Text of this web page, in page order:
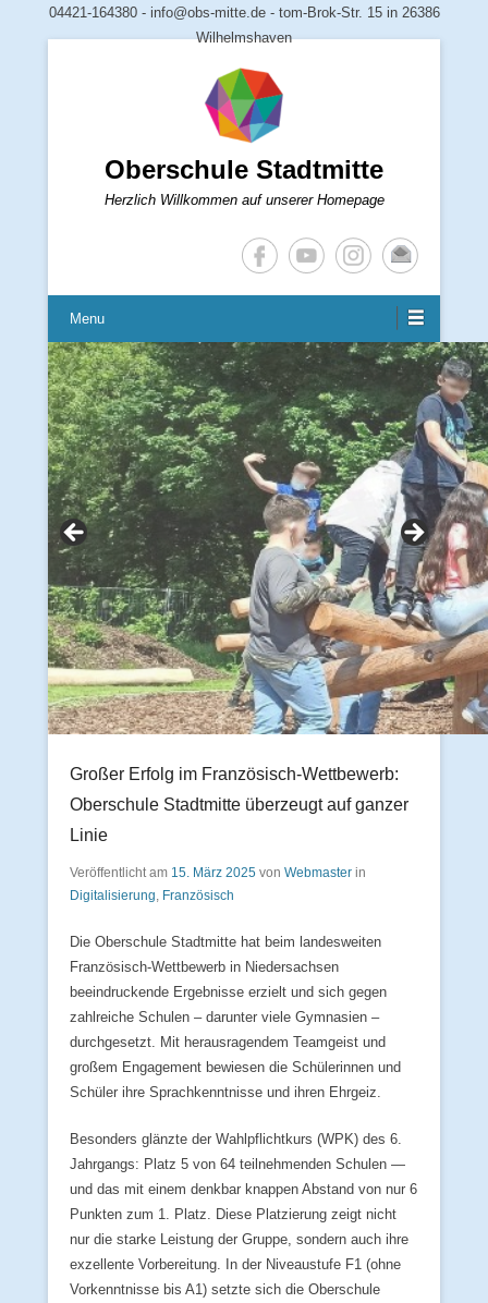
04421-164380 - info@obs-mitte.de - tom-Brok-Str. 15 in 26386
Wilhelmshaven
Oberschule Stadtmitte
Herzlich Willkommen auf unserer Homepage
Menu
Großer Erfolg im Französisch-Wettbewerb:
Oberschule Stadtmitte überzeugt auf ganzer
Linie
Veröffentlicht am 15. März 2025 von Webmaster in
Digitalisierung, Französisch
Die Oberschule Stadtmitte hat beim landesweiten
Französisch-Wettbewerb in Niedersachsen
beeindruckende Ergebnisse erzielt und sich gegen
zahlreiche Schulen – darunter viele Gymnasien –
durchgesetzt. Mit herausragendem Teamgeist und
großem Engagement bewiesen die Schülerinnen und
Schüler ihre Sprachkenntnisse und ihren Ehrgeiz.
Besonders glänzte der Wahlpflichtkurs (WPK) des 6.
Jahrgangs: Platz 5 von 64 teilnehmenden Schulen —
und das mit einem denkbar knappen Abstand von nur 6
Punkten zum 1. Platz. Diese Platzierung zeigt nicht
nur die starke Leistung der Gruppe, sondern auch ihre
exzellente Vorbereitung. In der Niveaustufe F1 (ohne
Vorkenntnisse bis A1) setzte sich die Oberschule